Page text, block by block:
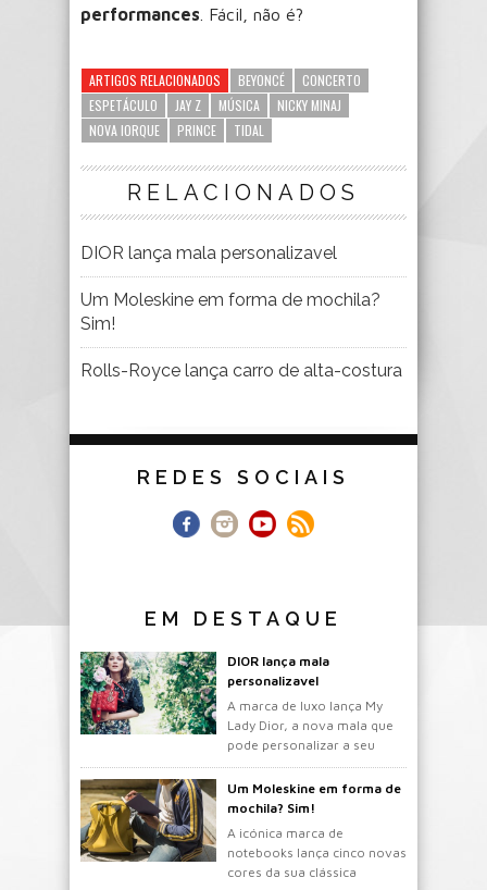
performances . Fácil, não é?
ARTIGOS RELACIONADOS BEYONCÉ
CONCERTO
ESPETÁCULO
JAY Z MÚSICA
NICKY MINAJ
NOVA IORQUE
PRINCE TIDAL
RELACIONADOS
DIOR lança mala personalizavel
Um Moleskine em forma de mochila?
Sim!
Rolls-Royce lança carro de alta-costura
REDES SOCIAIS
EM DESTAQUE
DIOR lança mala
personalizavel
A marca de luxo lança My
Lady Dior, a nova mala que
pode personalizar a seu
gosto.
Um Moleskine em forma de
mochila? Sim!
A icónica marca de
notebooks lança cinco novas
cores da sua clássica